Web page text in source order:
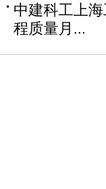
中建科工上
程质量月...